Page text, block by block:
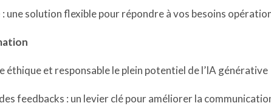
: une solution flexible pour répondre à vos besoins
et responsable le plein potentiel de l’IA générative
feedbacks : un levier clé pour améliorer la